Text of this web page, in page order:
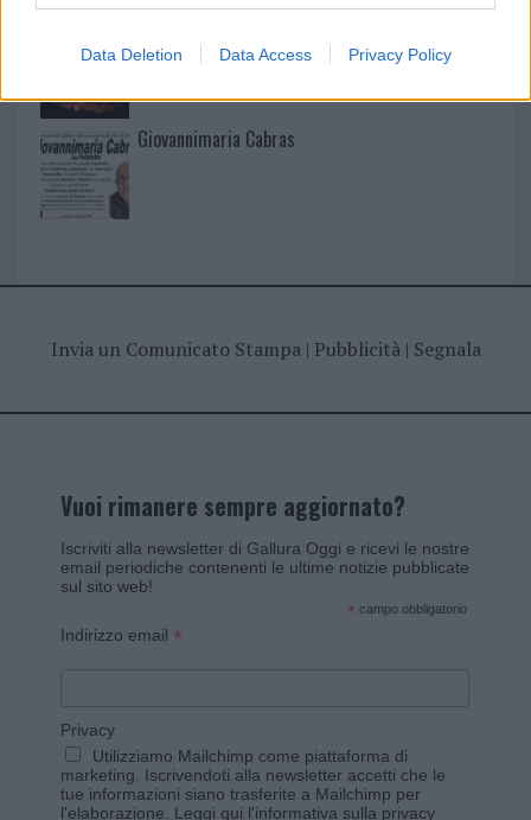
Data Deletion Data Access Privacy Policy
I nostri cari
Giovannimaria Cabras
Invia un Comunicato Stampa| Pubblicità| Segnala
Vuoi rimanere sempre aggiornato?
Iscriviti alla newsletter di Gallura Oggi e ricevi le nostre
email periodiche contenenti le ultime notizie pubblicate
sul sito web!
* campo obbligatorio
Indirizzo email *
Privacy
Utilizziamo Mailchimp come piattaforma di
marketing. Iscrivendoti alla newsletter accetti che le
tue informazioni siano trasferite a Mailchimp per
l'elaborazione. Leggi qui l'informativa sulla privacy